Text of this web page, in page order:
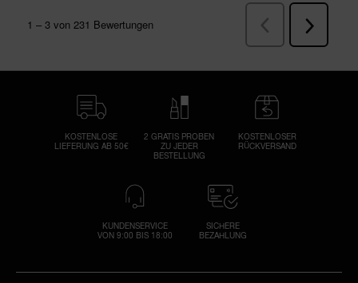
KOSTENLOSE
LIEFERUNG AB 50€
2 GRATIS PROBEN
ZU JEDER
BESTELLUNG
KOSTENLOSER
RÜCKVERSAND
KUNDENSERVICE
VON 9:00 BIS 18:00
SICHERE
BEZAHLUNG